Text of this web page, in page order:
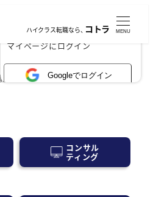
×
マイページにログイン
Googleでログイン
ハイクラス転職なら、コトラ MENU
層・事業会社
驚異の合格
で合格する秘訣とは？
コンサル
ティング